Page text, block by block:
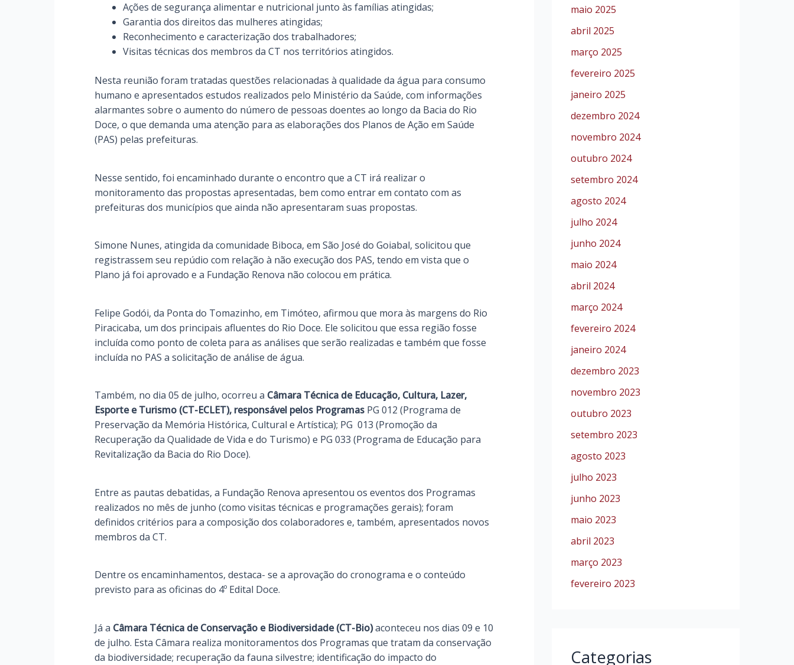
Ações de segurança alimentar e nutricional junto às famílias atingidas;
Garantia dos direitos das mulheres atingidas;
Reconhecimento e caracterização dos trabalhadores;
Visitas técnicas dos membros da CT nos territórios atingidos.
Nesta reunião foram tratadas questões relacionadas à qualidade da água para consumo
humano e apresentados estudos realizados pelo Ministério da Saúde, com informações
alarmantes sobre o aumento do número de pessoas doentes ao longo da Bacia do Rio
Doce, o que demanda uma atenção para as elaborações dos Planos de Ação em Saúde
(PAS) pelas prefeituras.
Nesse sentido, foi encaminhado durante o encontro que a CT irá realizar o
monitoramento das propostas apresentadas, bem como entrar em contato com as
prefeituras dos municípios que ainda não apresentaram suas propostas.
Simone Nunes, atingida da comunidade Biboca, em São José do Goiabal, solicitou que
registrassem seu repúdio com relação à não execução dos PAS, tendo em vista que o
Plano já foi aprovado e a Fundação Renova não colocou em prática.
Felipe Godói, da Ponta do Tomazinho, em Timóteo, afirmou que mora às margens do Rio
Piracicaba, um dos principais afluentes do Rio Doce. Ele solicitou que essa região fosse
incluída como ponto de coleta para as análises que serão realizadas e também que fosse
incluída no PAS a solicitação de análise de água.
Também, no dia 05 de julho, ocorreu a Câmara Técnica de Educação, Cultura, Lazer,
Esporte e Turismo (CT-ECLET), responsável pelos Programas PG 012 (Programa de
Preservação da Memória Histórica, Cultural e Artística); PG 013 (Promoção da
Recuperação da Qualidade de Vida e do Turismo) e PG 033 (Programa de Educação para
Revitalização da Bacia do Rio Doce).
Entre as pautas debatidas, a Fundação Renova apresentou os eventos dos Programas
realizados no mês de junho (como visitas técnicas e programações gerais); foram
definidos critérios para a composição dos colaboradores e, também, apresentados novos
membros da CT.
Dentre os encaminhamentos, destaca- se a aprovação do cronograma e o conteúdo
previsto para as oficinas do 4º Edital Doce.
Já a Câmara Técnica de Conservação e Biodiversidade (CT-Bio)aconteceu nos dias 09 e 10
de julho. Esta Câmara realiza monitoramentos dos Programas que tratam da conservação
da biodiversidade; recuperação da fauna silvestre; identificação do impacto do
maio 2025
abril 2025
março 2025
fevereiro 2025
janeiro 2025
dezembro 2024
novembro 2024
outubro 2024
setembro 2024
agosto 2024
julho 2024
junho 2024
maio 2024
abril 2024
março 2024
fevereiro 2024
janeiro 2024
dezembro 2023
novembro 2023
outubro 2023
setembro 2023
agosto 2023
julho 2023
junho 2023
maio 2023
abril 2023
março 2023
fevereiro 2023
Categorias